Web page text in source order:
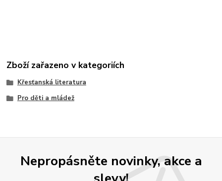
Zboží zařazeno v kategoriích
Křesťanská literatura
Pro děti a mládež
Nepropásněte novinky, akce a